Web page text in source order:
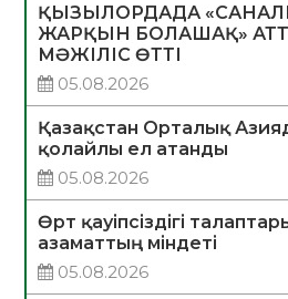
ҚЫЗЫЛОРДАДА
ЖАРҚЫН БОЛАШАҚ»
МӘЖІЛІС ӨТТІ
05.08.2026
Қазақстан Орталық
қолайлы ел атанды
05.08.2026
Өрт қауіпсіздігі
азаматтың міндеті
05.08.2026